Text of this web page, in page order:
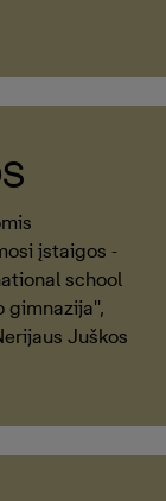
įstaigos -
school
gimnazija'',
Juškos